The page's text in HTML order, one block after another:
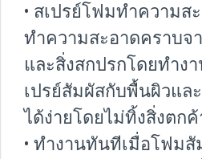
• สเปรย์โฟมทำความส
ทำความสะอาดคราบจ
และสิ่งสกปรกโดยทำง
เปรย์สัมผัสกับพื้นผิวแล
ได้ง่ายโดยไม่ทิ้งสิ่งตกค้
• ทำงานทันทีเมื่อโฟม